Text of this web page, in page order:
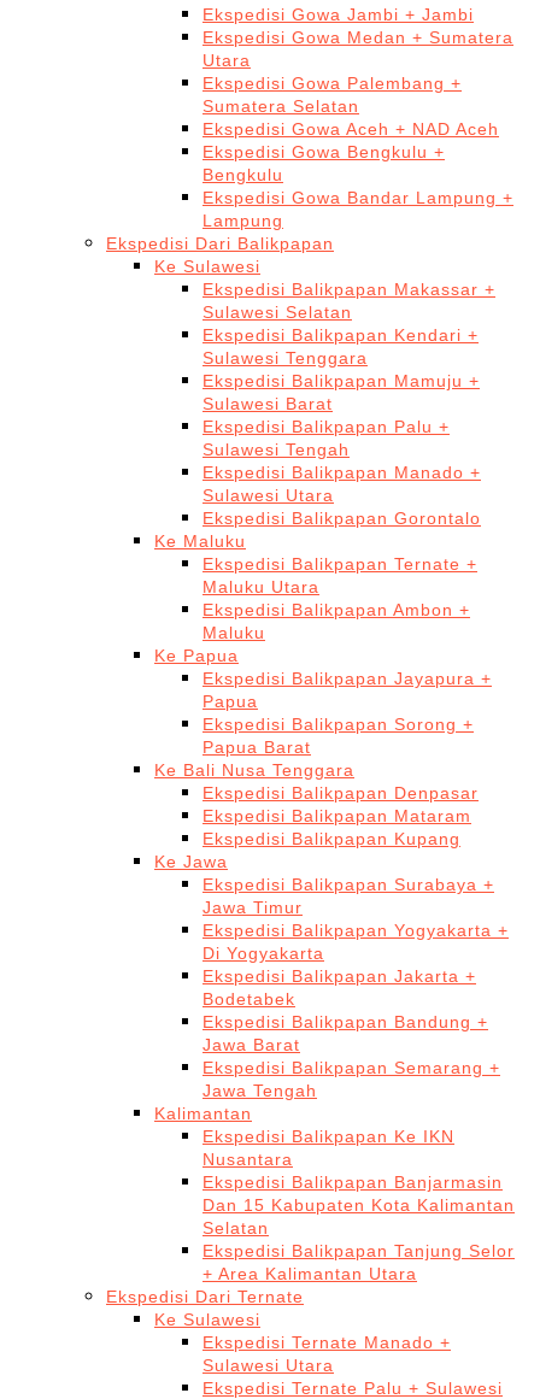
Ekspedisi Gowa Jambi + Jambi
Ekspedisi Gowa Medan + Sumatera
Utara
Ekspedisi Gowa Palembang +
Sumatera Selatan
Ekspedisi Gowa Aceh + NAD Aceh
Ekspedisi Gowa Bengkulu +
Bengkulu
Ekspedisi Gowa Bandar Lampung +
Lampung
Ekspedisi Dari Balikpapan
Ke Sulawesi
Ekspedisi Balikpapan Makassar +
Sulawesi Selatan
Ekspedisi Balikpapan Kendari +
Sulawesi Tenggara
Ekspedisi Balikpapan Mamuju +
Sulawesi Barat
Ekspedisi Balikpapan Palu +
Sulawesi Tengah
Ekspedisi Balikpapan Manado +
Sulawesi Utara
Ekspedisi Balikpapan Gorontalo
Ke Maluku
Ekspedisi Balikpapan Ternate +
Maluku Utara
Ekspedisi Balikpapan Ambon +
Maluku
Ke Papua
Ekspedisi Balikpapan Jayapura +
Papua
Ekspedisi Balikpapan Sorong +
Papua Barat
Ke Bali Nusa Tenggara
Ekspedisi Balikpapan Denpasar
Ekspedisi Balikpapan Mataram
Ekspedisi Balikpapan Kupang
Ke Jawa
Ekspedisi Balikpapan Surabaya +
Jawa Timur
Ekspedisi Balikpapan Yogyakarta +
Di Yogyakarta
Ekspedisi Balikpapan Jakarta +
Bodetabek
Ekspedisi Balikpapan Bandung +
Jawa Barat
Ekspedisi Balikpapan Semarang +
Jawa Tengah
Kalimantan
Ekspedisi Balikpapan Ke IKN
Nusantara
Ekspedisi Balikpapan Banjarmasin
Dan 15 Kabupaten Kota Kalimantan
Selatan
Ekspedisi Balikpapan Tanjung Selor
+ Area Kalimantan Utara
Ekspedisi Dari Ternate
Ke Sulawesi
Ekspedisi Ternate Manado +
Sulawesi Utara
Ekspedisi Ternate Palu + Sulawesi